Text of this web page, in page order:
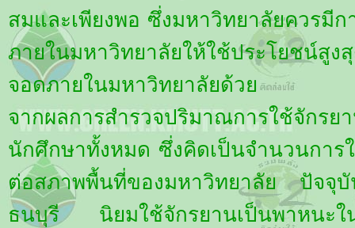
สมและเพียงพอ ซึ่งมหาวิทยาลัยควรมี
ภายในมหาวิทยาลัยให้ใช้ประโยชน์สู
จอดภายในมหาวิทยาลัยด้วย
จากผลการสำรวจปริมาณการใช้จัก
นักศึกษาทั้งหมด ซึ่งคิดเป็นจำนวนการ
ต่อสภาพพื้นที่ของมหาวิทยาลัย ปัจจุบั
ธนบุรี นิยมใช้จักรยานเป็นพาหนะใ